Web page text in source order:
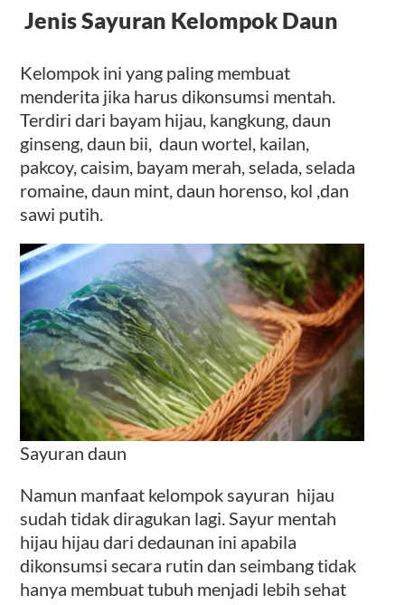
Jenis Sayuran Kelompok Daun
Kelompok ini yang paling membuat
menderita jika harus dikonsumsi mentah.
Terdiri dari bayam hijau, kangkung, daun
ginseng, daun bii, daun wortel, kailan,
pakcoy, caisim, bayam merah, selada, selada
romaine, daun mint, daun horenso, kol ,dan
sawi putih.
Sayuran daun
Namun manfaat kelompok sayuran hijau
sudah tidak diragukan lagi. Sayur mentah
hijau hijau dari dedaunan ini apabila
dikonsumsi secara rutin dan seimbang tidak
hanya membuat tubuh menjadi lebih sehat